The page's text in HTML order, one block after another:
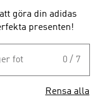
göra din adidas
presenten!
fot 0 / 7
Rensa alla